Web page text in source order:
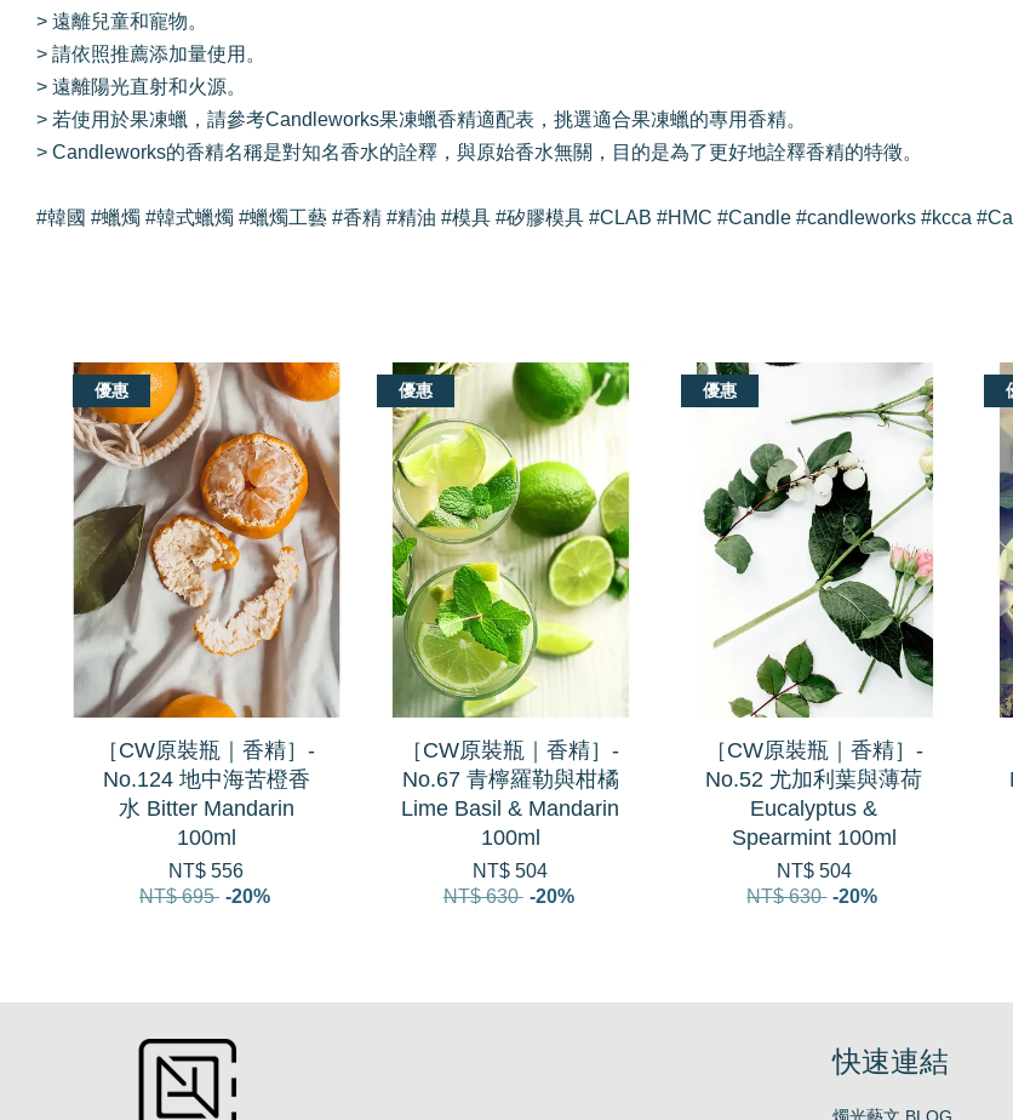
> 遠離兒童和寵物。
> 請依照推薦添加量使用。
> 遠離陽光直射和火源。
> 若使用於果凍蠟，請參考Candleworks果凍蠟香精適配表，挑選適合果凍蠟的專用香精。
> Candleworks的香精名稱是對知名香水的詮釋，與原始香水無關，目的是為了更好地詮釋香精的特徵。
#韓國 #蠟燭 #韓式蠟燭 #蠟燭工藝 #香精 #精油 #模具 #矽膠模具 #CLAB #HMC #Candle #candleworks #kcca
優惠
［CW原裝瓶｜香精］-
No.124 地中海苦橙香
水 Bitter Mandarin
100ml
NT$ 556
NT$ 695 -20%
優惠
［CW原裝瓶｜香精］-
No.67 青檸羅勒與柑橘
Lime Basil & Mandarin
100ml
NT$ 504
NT$ 630 -20%
優惠
［CW原裝瓶｜香精］-
No.52 尤加利葉與薄荷
Eucalyptus &
Spearmint 100ml
NT$ 504
NT$ 630 -20%
快速連結
燭光藝文 BLOG